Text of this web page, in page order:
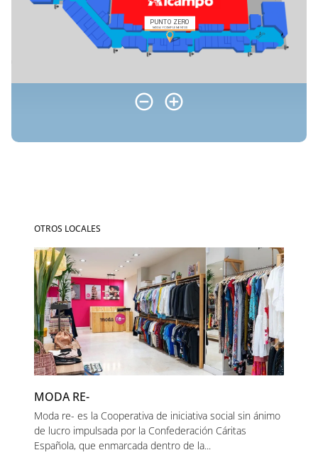
OTROS LOCALES
MODA RE-
Moda re- es la Cooperativa de iniciativa social sin ánimo
de lucro impulsada por la Confederación Cáritas
Española, que enmarcada dentro de la...